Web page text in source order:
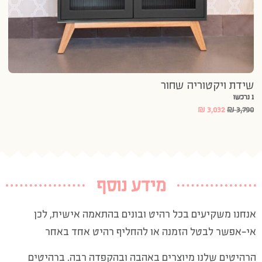
שידת ויקטוריה שחור
1 נרכשו
₪3,790
₪ 3,032
מידע נוסף
אנחנו משקיעים בכל רהיט ובונים בהתאמה אישית, לכן
אי-אפשר לבטל הזמנה או להחליף רהיט אחד באחר
הרהיטים שלנו מיוצרים באהבה ובהקפדה רבה. ברהיטים